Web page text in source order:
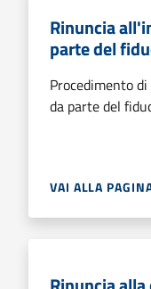
Rinuncia
parte del
Procedimento
da parte del
VAI ALLA